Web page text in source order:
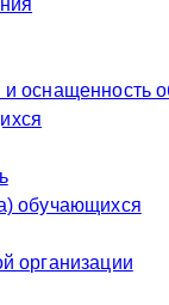
оснащенность
обучающихся
организации